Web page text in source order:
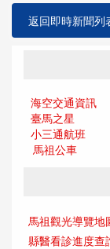
返回即時新聞列
海空交通資訊
臺馬之星
小三通航班
馬祖公車
馬祖觀光導覽地
縣醫看診進度查